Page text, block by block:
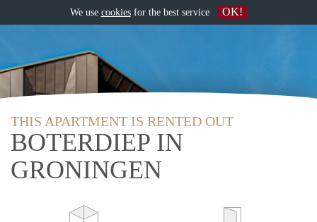
THIS APARTMENT IS RENTED OUT
BOTERDIEP IN
GRONINGEN
We use cookiesfor the best service OK!